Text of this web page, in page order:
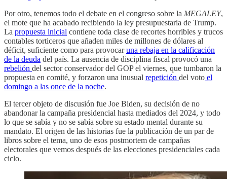
Por otro, tenemos todo el debate en el congreso sobre la MEGALEY,
el mote que ha acabado recibiendo la ley presupuestaria de Trump.
La propuesta inicial contiene toda clase de recortes horribles y trucos
contables torticeros que añaden miles de millones de dólares al
déficit, suficiente como para provocaruna rebaja en la calificación
de la deuda del país. La ausencia de disciplina fiscal provocó una
rebelión del sector conservador del GOP el viernes, que tumbaron la
propuesta en comité, y forzaron una inusual repetición del voto el
domingo a las once de la noche.
El tercer objeto de discusión fue Joe Biden, su decisión de no
abandonar la campaña presidencial hasta mediados del 2024, y todo
lo que se sabía y no se sabía sobre su estado mental durante su
mandato. El origen de las historias fue la publicación de un par de
libros sobre el tema, uno de esos postmortem de campañas
electorales que vemos después de las elecciones presidenciales cada
ciclo.